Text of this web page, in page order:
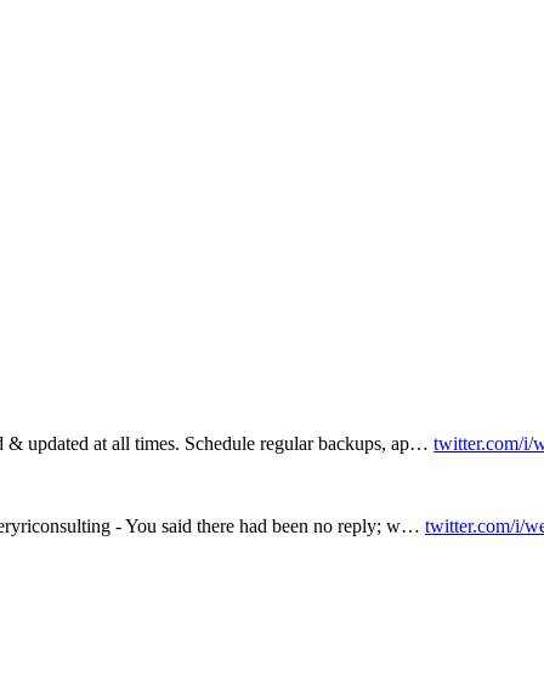
updated at all times. Schedule regular backups, ap… twitter.com/i/
- You said there had been no reply; w… twitter.com/i/